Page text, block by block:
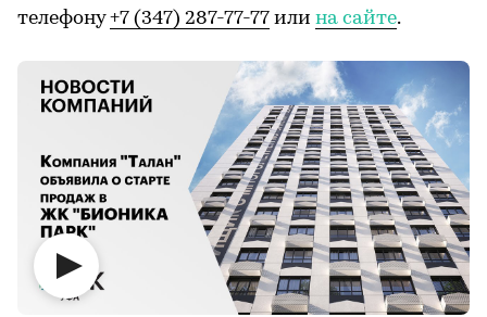
телефону+7 (347) 287-77-77 или на сайте.